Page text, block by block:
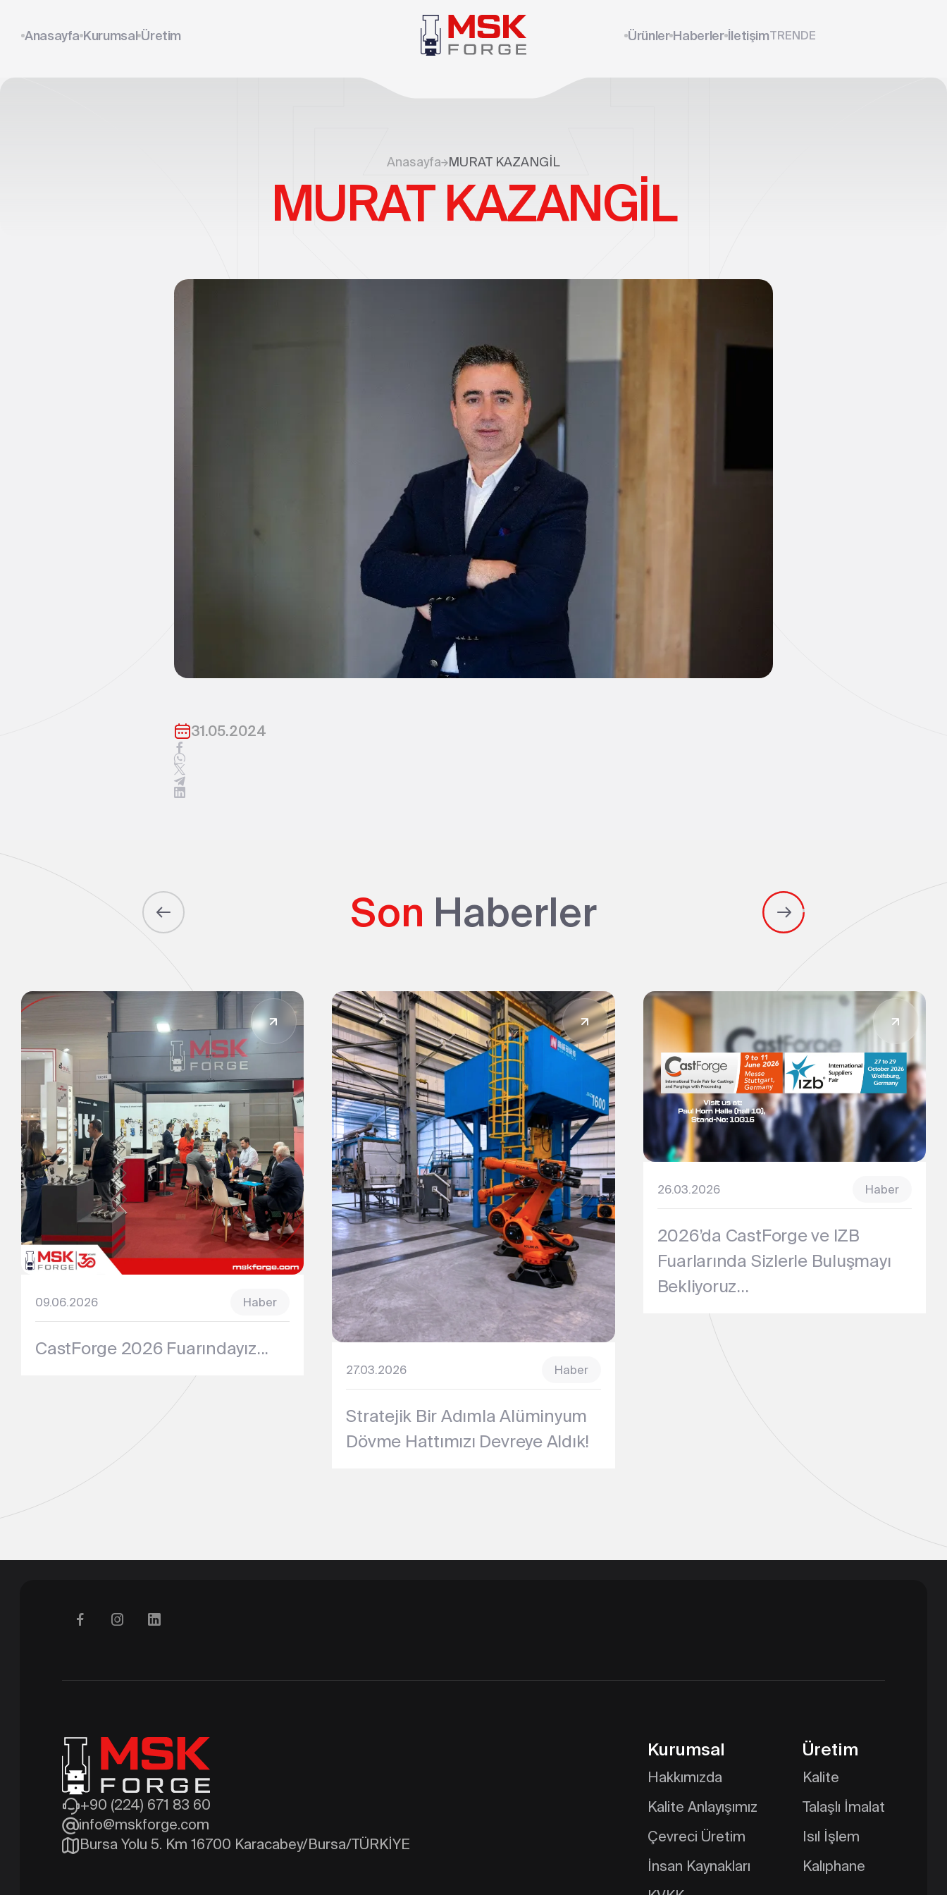
Anasayfa Kurumsal Üretim Ürünler Haberler İletişimTRENDE
Anasayfa MURAT KAZANGİL
MURAT KAZANGİL
31.05.2024
Son Haberler
Stratejik Bir Adımla Alüminyum
Dövme Hattımızı Devreye Aldık!
26.03.2026 Haber
2026’da CastForge ve IZB
Fuarlarında Sizlerle Buluşmayı
Bekliyoruz...
Güneş enerjisiyle daha yeşil bir
gelecek şekillendiriyoruz!
+90 (224) 671 83 60
info@mskforge.com
Bursa Yolu 5. Km 16700 Karacabey/Bursa/TÜRKİYE
Kurumsal
Hakkımızda
Kalite Anlayışımız
Çevreci Üretim
İnsan Kaynakları
Üretim
Kalite
Talaşlı İmalat
Isıl İşlem
Kalıphane